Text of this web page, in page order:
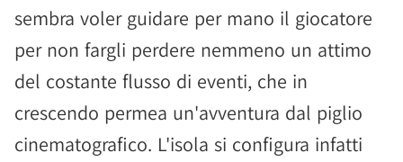
sembra voler guidare per mano il giocatore
per non fargli perdere nemmeno un attimo
del costante flusso di eventi, che in
crescendo permea un'avventura dal piglio
cinematografico. L'isola si configura infatti